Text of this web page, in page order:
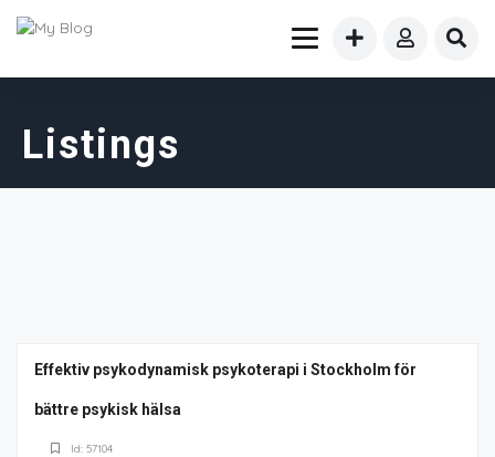
Listings
Effektiv psykodynamisk psykoterapi i Stockholm för
bättre psykisk hälsa
Id: 57104